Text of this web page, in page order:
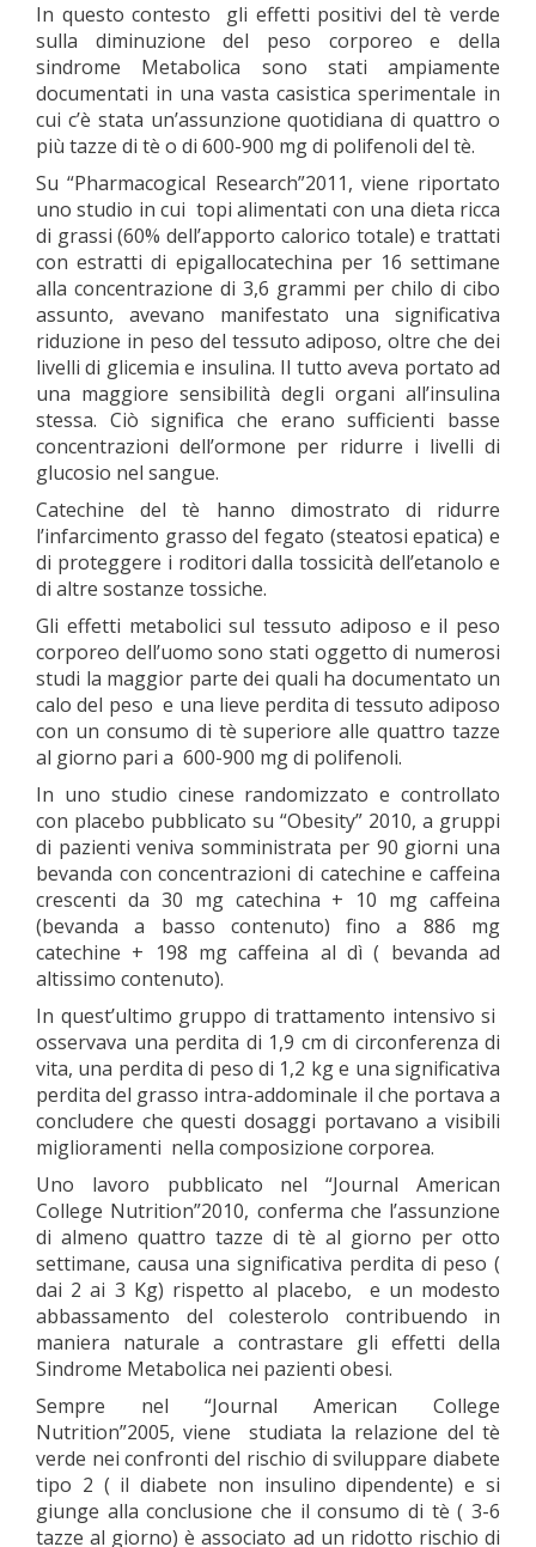
In questo contesto gli effetti positivi del tè verde
sulla diminuzione del peso corporeo e della
sindrome Metabolica sono stati ampiamente
documentati in una vasta casistica sperimentale in
cui c’è stata un’assunzione quotidiana di quattro o
più tazze di tè o di 600-900 mg di polifenoli del tè.
Su “Pharmacogical Research”2011, viene riportato
uno studio in cui topi alimentati con una dieta ricca
di grassi (60% dell’apporto calorico totale) e trattati
con estratti di epigallocatechina per 16 settimane
alla concentrazione di 3,6 grammi per chilo di cibo
assunto, avevano manifestato una significativa
riduzione in peso del tessuto adiposo, oltre che dei
livelli di glicemia e insulina. Il tutto aveva portato ad
una maggiore sensibilità degli organi all’insulina
stessa. Ciò significa che erano sufficienti basse
concentrazioni dell’ormone per ridurre i livelli di
glucosio nel sangue.
Catechine del tè hanno dimostrato di ridurre
l’infarcimento grasso del fegato (steatosi epatica) e
di proteggere i roditori dalla tossicità dell’etanolo e
di altre sostanze tossiche.
Gli effetti metabolici sul tessuto adiposo e il peso
corporeo dell’uomo sono stati oggetto di numerosi
studi la maggior parte dei quali ha documentato un
calo del peso e una lieve perdita di tessuto adiposo
con un consumo di tè superiore alle quattro tazze
al giorno pari a 600-900 mg di polifenoli.
In uno studio cinese randomizzato e controllato
con placebo pubblicato su “Obesity” 2010, a gruppi
di pazienti veniva somministrata per 90 giorni una
bevanda con concentrazioni di catechine e caffeina
crescenti da 30 mg catechina + 10 mg caffeina
(bevanda a basso contenuto) fino a 886 mg
catechine + 198 mg caffeina al dì ( bevanda ad
altissimo contenuto).
In quest’ultimo gruppo di trattamento intensivo si
osservava una perdita di 1,9 cm di circonferenza di
vita, una perdita di peso di 1,2 kg e una significativa
perdita del grasso intra-addominale il che portava a
concludere che questi dosaggi portavano a visibili
miglioramenti nella composizione corporea.
Uno lavoro pubblicato nel “Journal American
College Nutrition”2010, conferma che l’assunzione
di almeno quattro tazze di tè al giorno per otto
settimane, causa una significativa perdita di peso (
dai 2 ai 3 Kg) rispetto al placebo, e un modesto
abbassamento del colesterolo contribuendo in
maniera naturale a contrastare gli effetti della
Sindrome Metabolica nei pazienti obesi.
Sempre nel “Journal American College
Nutrition”2005, viene studiata la relazione del tè
verde nei confronti del rischio di sviluppare diabete
tipo 2 ( il diabete non insulino dipendente) e si
giunge alla conclusione che il consumo di tè ( 3-6
tazze al giorno) è associato ad un ridotto rischio di